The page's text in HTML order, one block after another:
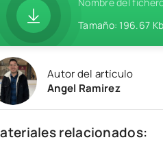
Tamaño: 196.67 Kb
Autor del artículo
Angel Ramirez
relacionados: